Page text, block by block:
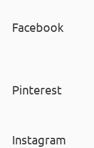
Facebook
Pinterest
Instagram